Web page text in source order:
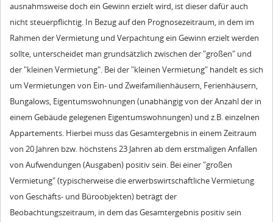
ausnahmsweise doch ein Gewinn erzielt wird, ist dieser dafür auch
nicht steuerpflichtig. In Bezug auf den Prognosezeitraum, in dem im
Rahmen der Vermietung und Verpachtung ein Gewinn erzielt werden
sollte, unterscheidet man grundsätzlich zwischen der "großen" und
der "kleinen Vermietung". Bei der "kleinen Vermietung" handelt es sich
um Vermietungen von Ein- und Zweifamilienhäusern, Ferienhäusern,
Bungalows, Eigentumswohnungen (unabhängig von der Anzahl der in
einem Gebäude gelegenen Eigentumswohnungen) und z.B. einzelnen
Appartements. Hierbei muss das Gesamtergebnis in einem Zeitraum
von 20 Jahren bzw. höchstens 23 Jahren ab dem erstmaligen Anfallen
von Aufwendungen (Ausgaben) positiv sein. Bei einer "großen
Vermietung" (typischerweise die erwerbswirtschaftliche Vermietung
von Geschäfts- und Büroobjekten) beträgt der
Beobachtungszeitraum, in dem das Gesamtergebnis positiv sein